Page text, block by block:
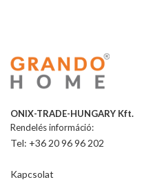
ONIX-TRADE-HUNGARY Kft.
Rendelés információ:
Tel: +36 20 96 96 202
Kapcsolat